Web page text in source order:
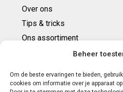
Beheer
Om de beste ervaringen te bieden,
cookies om informatie over je apparaat
Over ons
Tips & tricks
Ons assortiment
Contact